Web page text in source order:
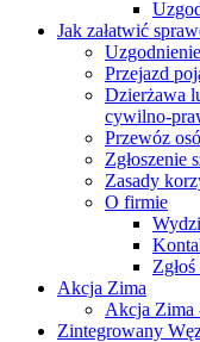
Jak załatwić
Przejazd
Dzierżawa
cywilno-
Przewóz
Zgłoszenie
Zasady
O firmie
Akcja Zima
Akcja Zima
Zintegrowany